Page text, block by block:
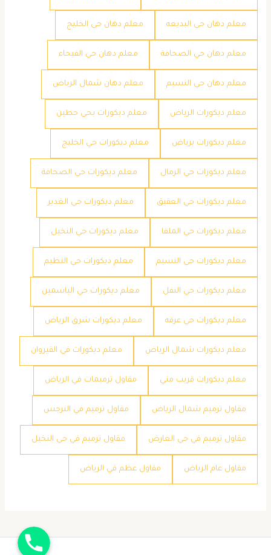
معلم دهان حي البديعه معلم دهان حي الخليج
معلم دهان حي الصحافة معلم دهان حي الفيحاء
معلم دهان حي النسيم معلم دهان شمال الرياض
معلم ديكورات الرياض معلم ديكورات بحي حطين
معلم ديكورات برياض معلم ديكورات حي الخليج
معلم ديكورات حي الرمال معلم ديكورات حي الصحافة
معلم ديكورات حي العقيق معلم ديكورات حي الغدير
معلم ديكورات حي الملقا معلم ديكورات حي النخيل
معلم ديكورات حي النسيم معلم ديكورات حي النظيم
معلم ديكورات حي النفل معلم ديكورات حي الياسمين
معلم ديكورات حي عرقه معلم ديكورات شرق الرياض
معلم ديكورات شمال الرياض معلم ديكورات في القيروان
معلم ديكورات قريب مني مقاول ترميمات في الرياض
مقاول ترميم شمال الرياض مقاول ترميم في النرجس
مقاول ترميم في حي العارض مقاول ترميم في حي النخيل
مقاول عام الرياض مقاول عظم في الرياض
جوال